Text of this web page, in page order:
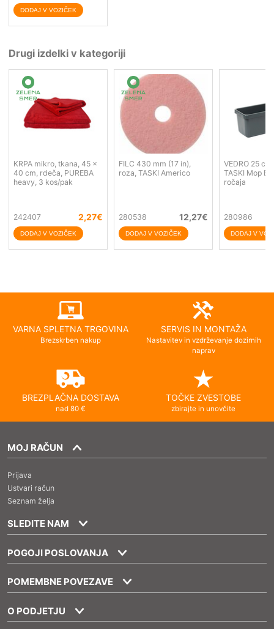
Drugi izdelki v kategoriji
KRPA mikro, tkana, 45 x
40 cm, rdeča, PUREBA
heavy, 3 kos/pak
242407 2,27€
FILC 430 mm (17 in),
roza, TASKI Americo
280538 12,27€
VEDRO 25
TASKI Mop
ročaja
280986
VARNA SPLETNA TRGOVINA
Brezskrben nakup
SERVIS IN MONTAŽA
Nastavitev in vzdrževanje dozirnih
naprav
BREZPLAČNA DOSTAVA
nad 80 €
TOČKE ZVESTOBE
zbirajte in unovčite
MOJ RAČUN
Prijava
Ustvari račun
Seznam želja
SLEDITE NAM
POGOJI POSLOVANJA
POMEMBNE POVEZAVE
O PODJETJU